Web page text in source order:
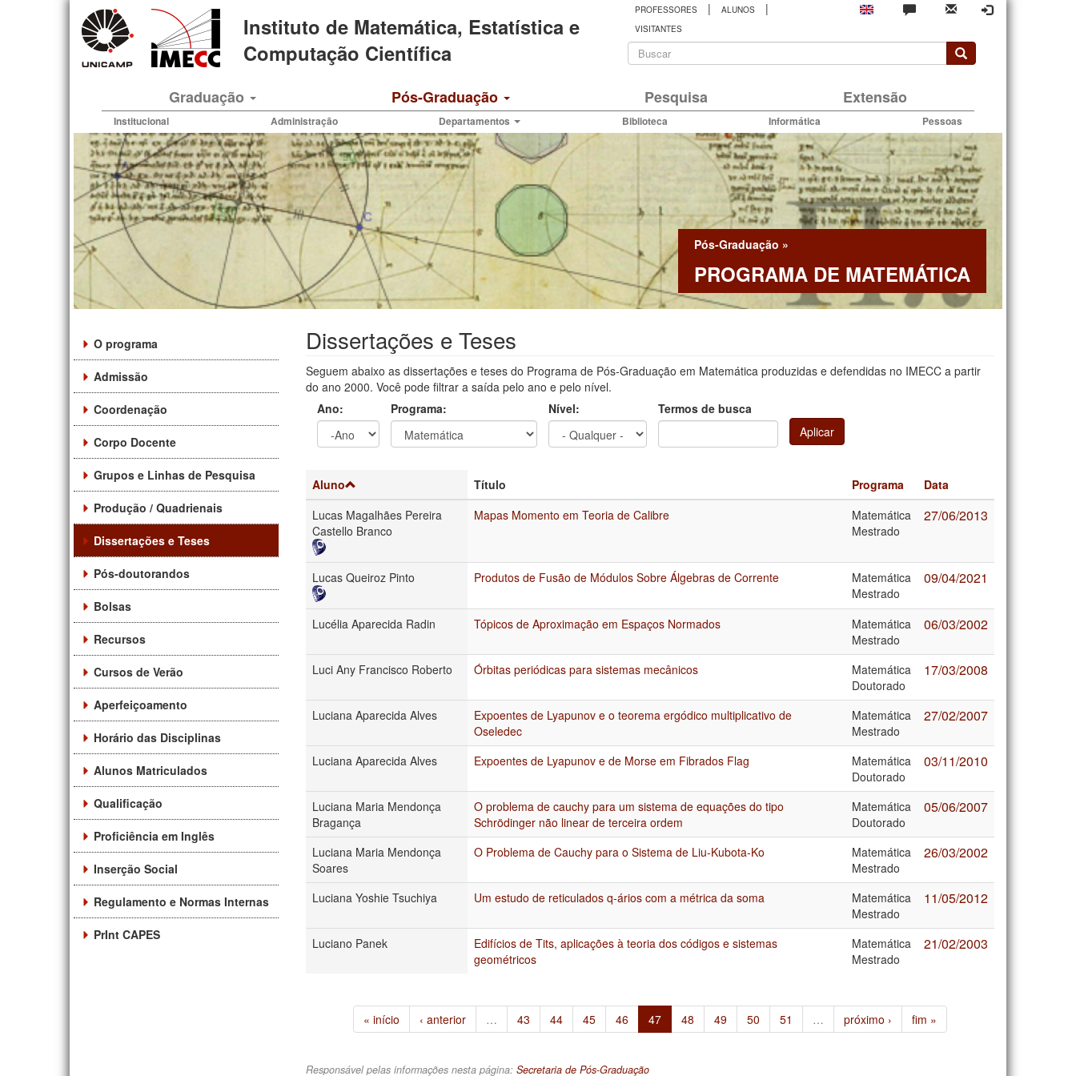
Instituto de Matemática, Estatística e
Computação Científica
PROFESSORES | ALUNOS |
VISITANTES
Formulário
busca
Graduação Pós-Graduação Pesquisa Extensão
Institucional Administração Departamentos Biblioteca Informática Pessoas
Pós-Graduação »
PROGRAMA DE MATEMÁTICA
O programa
Admissão
Coordenação
Corpo Docente
Grupos e Linhas de Pesquisa
Produção / Quadrienais
Dissertações e Teses
Pós-doutorandos
Bolsas
Recursos
Cursos de Verão
Aperfeiçoamento
Horário das Disciplinas
Alunos Matriculados
Qualificação
Proficiência em Inglês
Inserção Social
Regulamento e Normas Internas
PrInt CAPES
Dissertações e Teses
Seguem abaixo as dissertações e teses do Programa de Pós-Graduação em Matemática produzidas e defendidas no IMECC a partir
do ano 2000. Você pode filtrar a saída pelo ano e pelo nível.
Ano:
Programa: Nível:
Termos de busca
Aplicar
Aluno Título Programa
Data
Lucas Magalhães Pereira
Castello Branco
Mapas Momento em Teoria de Calibre
Matemática
Mestrado
27/06/2013
Lucas Queiroz Pinto Produtos de Fusão de Módulos Sobre Álgebras de Corrente
Matemática
Mestrado
09/04/2021
Lucélia Aparecida Radin Tópicos de Aproximação em Espaços Normados
Matemática
Mestrado
06/03/2002
Luci Any Francisco Roberto Órbitas periódicas para sistemas mecânicos
Matemática
Doutorado
17/03/2008
Luciana Aparecida Alves
Expoentes de Lyapunov e o teorema ergódico multiplicativo de
Oseledec
Matemática
Mestrado
27/02/2007
Luciana Aparecida Alves Expoentes de Lyapunov e de Morse em Fibrados Flag
Matemática
Doutorado
03/11/2010
Luciana Maria Mendonça
Bragança
O problema de cauchy para um sistema de equações do tipo
Schrödinger não linear de terceira ordem
Matemática
Doutorado
05/06/2007
Luciana Maria Mendonça
Soares
O Problema de Cauchy para o Sistema de Liu-Kubota-Ko
Matemática
Mestrado
26/03/2002
Luciana Yoshie Tsuchiya Um estudo de reticulados q-ários com a métrica da soma
Matemática
Mestrado
11/05/2012
Luciano Panek
Edifícios de Tits, aplicações à teoria dos códigos e sistemas
geométricos
Matemática
Mestrado
21/02/2003
« início ‹ anterior … 43 44 45 46 47 48 49 50 51 … próximo › fim »
Responsável pelas informações nesta página: Secretaria de Pós-Graduação